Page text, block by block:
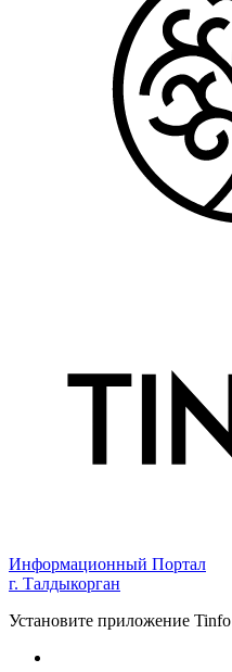
Информационный Портал
г. Талдыкорган
Установите приложение Tinfo